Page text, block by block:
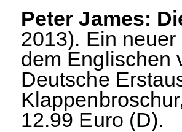
Peter James:
2013). Ein
dem Englischen
Deutsche
12.99 Euro (D).